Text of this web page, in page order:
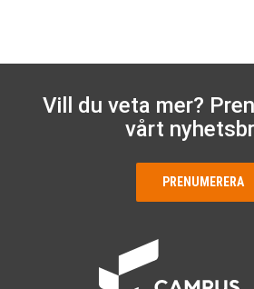
Vill du veta mer?
vårt
PRENUMERERA